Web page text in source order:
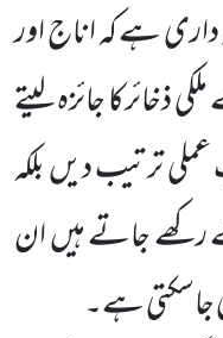
ہے کہ اناج اور
جائزہ لیتے
ترتیب دیں بلکہ
رکھے جاتے ہیں ان
ہے۔